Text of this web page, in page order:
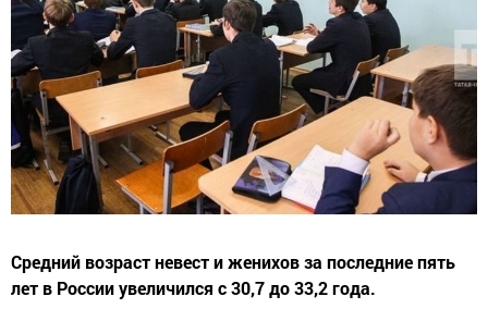
Средний возраст невест и женихов за последние пять
лет в России увеличился с 30,7 до 33,2 года.